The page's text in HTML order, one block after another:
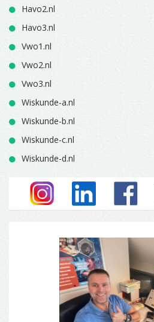
Havo2.nl
Havo3.nl
Vwo1.nl
Vwo2.nl
Vwo3.nl
Wiskunde-a.nl
Wiskunde-b.nl
Wiskunde-c.nl
Wiskunde-d.nl